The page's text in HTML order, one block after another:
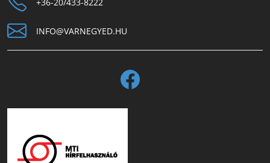
INFO@VARNEGYED.HU